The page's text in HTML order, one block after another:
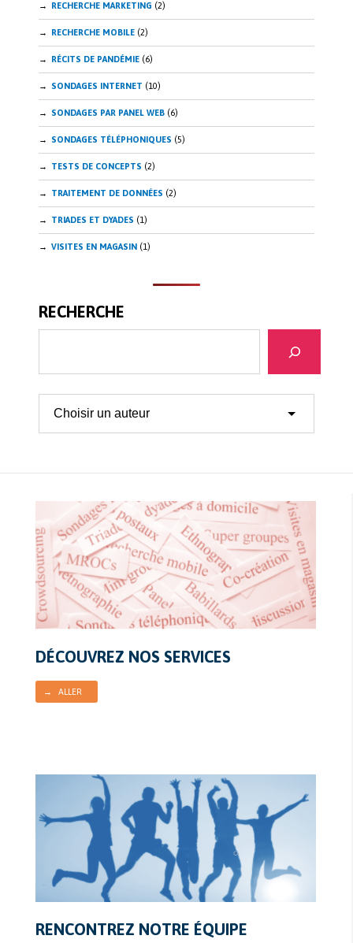
RECHERCHE MARKETING (2)
RECHERCHE MOBILE (2)
RÉCITS DE PANDÉMIE (6)
SONDAGES INTERNET (10)
SONDAGES PAR PANEL WEB (6)
SONDAGES TÉLÉPHONIQUES (5)
TESTS DE CONCEPTS (2)
TRAITEMENT DE DONNÉES (2)
TRIADES ET DYADES (1)
VISITES EN MAGASIN (1)
RECHERCHE
DÉCOUVREZ NOS SERVICES
→ ALLER
RENCONTREZ NOTRE ÉQUIPE